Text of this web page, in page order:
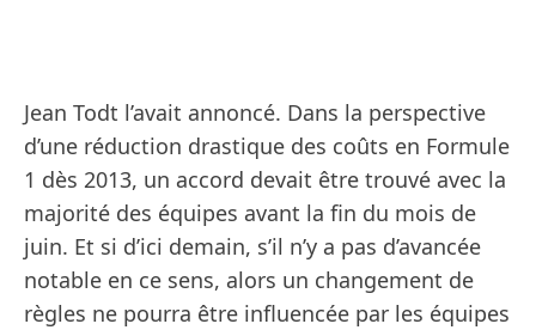
Jean Todt l’avait annoncé. Dans la perspective
d’une réduction drastique des coûts en Formule
1 dès 2013, un accord devait être trouvé avec la
majorité des équipes avant la fin du mois de
juin. Et si d’ici demain, s’il n’y a pas d’avancée
notable en ce sens, alors un changement de
règles ne pourra être influencée par les équipes